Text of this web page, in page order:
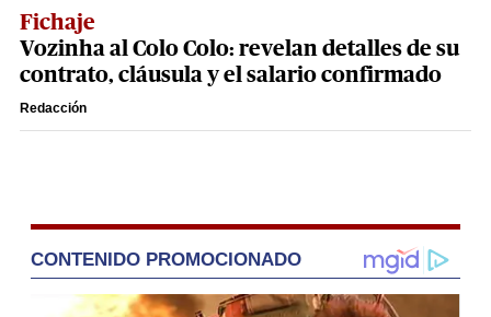
Fichaje
Vozinha al Colo Colo: revelan detalles de su
contrato, cláusula y el salario confirmado
Redacción
CONTENIDO PROMOCIONADO